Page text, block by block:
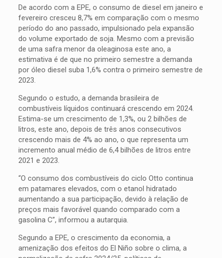
De acordo com a EPE, o consumo de diesel em janeiro e
fevereiro cresceu 8,7% em comparação com o mesmo
período do ano passado, impulsionado pela expansão
do volume exportado de soja. Mesmo com a previsão
de uma safra menor da oleaginosa este ano, a
estimativa é de que no primeiro semestre a demanda
por óleo diesel suba 1,6% contra o primeiro semestre de
2023.
Segundo o estudo, a demanda brasileira de
combustíveis líquidos continuará crescendo em 2024.
Estima-se um crescimento de 1,3%, ou 2 bilhões de
litros, este ano, depois de três anos consecutivos
crescendo mais de 4% ao ano, o que representa um
incremento anual médio de 6,4 bilhões de litros entre
2021 e 2023.
“O consumo dos combustíveis do ciclo Otto continua
em patamares elevados, com o etanol hidratado
aumentando a sua participação, devido à relação de
preços mais favorável quando comparado com a
gasolina C”, informou a autarquia.
Segundo a EPE, o crescimento da economia, a
amenização dos efeitos do El Niño sobre o clima, a